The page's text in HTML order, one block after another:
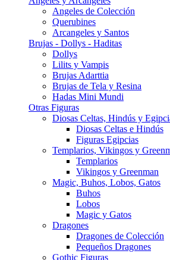
Angeles de Colección
Querubines
Arcangeles y Santos
Brujas - Dollys - Haditas
Dollys
Lilits y Vampis
Brujas Adarttia
Brujas de Tela y Resina
Hadas Mini Mundi
Otras Figuras
Diosas Celtas, Hindús y
Diosas Celtas e Hindús
Figuras Egipcias
Templarios, Vikingos y
Templarios
Vikingos y Greenman
Magic, Buhos, Lobos, Gatos
Buhos
Lobos
Magic y Gatos
Dragones
Dragones de Colección
Pequeños Dragones
Gothic Figuras